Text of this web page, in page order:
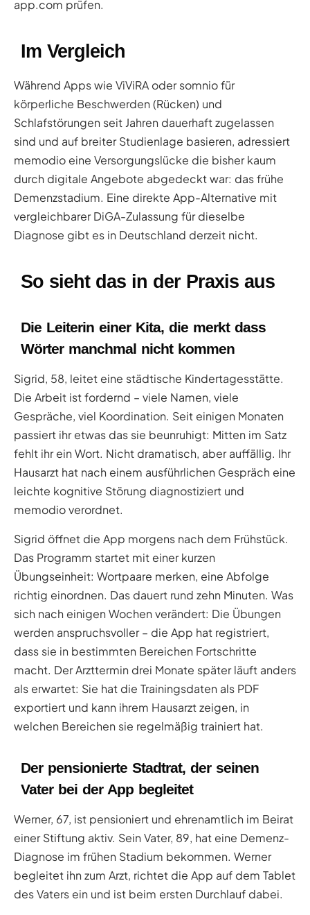
app.com prüfen.
Im Vergleich
Während Apps wie ViViRA oder somnio für
körperliche Beschwerden (Rücken) und
Schlafstörungen seit Jahren dauerhaft zugelassen
sind und auf breiter Studienlage basieren, adressiert
memodio eine Versorgungslücke die bisher kaum
durch digitale Angebote abgedeckt war: das frühe
Demenzstadium. Eine direkte App-Alternative mit
vergleichbarer DiGA-Zulassung für dieselbe
Diagnose gibt es in Deutschland derzeit nicht.
So sieht das in der Praxis aus
Die Leiterin einer Kita, die merkt dass
Wörter manchmal nicht kommen
Sigrid, 58, leitet eine städtische Kindertagesstätte.
Die Arbeit ist fordernd – viele Namen, viele
Gespräche, viel Koordination. Seit einigen Monaten
passiert ihr etwas das sie beunruhigt: Mitten im Satz
fehlt ihr ein Wort. Nicht dramatisch, aber auffällig. Ihr
Hausarzt hat nach einem ausführlichen Gespräch eine
leichte kognitive Störung diagnostiziert und
memodio verordnet.
Sigrid öffnet die App morgens nach dem Frühstück.
Das Programm startet mit einer kurzen
Übungseinheit: Wortpaare merken, eine Abfolge
richtig einordnen. Das dauert rund zehn Minuten. Was
sich nach einigen Wochen verändert: Die Übungen
werden anspruchsvoller – die App hat registriert,
dass sie in bestimmten Bereichen Fortschritte
macht. Der Arzttermin drei Monate später läuft anders
als erwartet: Sie hat die Trainingsdaten als PDF
exportiert und kann ihrem Hausarzt zeigen, in
welchen Bereichen sie regelmäßig trainiert hat.
Der pensionierte Stadtrat, der seinen
Vater bei der App begleitet
Werner, 67, ist pensioniert und ehrenamtlich im Beirat
einer Stiftung aktiv. Sein Vater, 89, hat eine Demenz-
Diagnose im frühen Stadium bekommen. Werner
begleitet ihn zum Arzt, richtet die App auf dem Tablet
des Vaters ein und ist beim ersten Durchlauf dabei.